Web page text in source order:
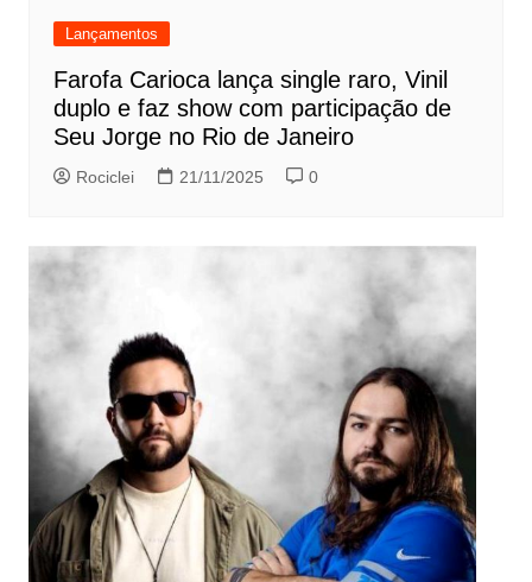
Lançamentos
Farofa Carioca lança single raro, Vinil
duplo e faz show com participação de
Seu Jorge no Rio de Janeiro
Rociclei 21/11/2025 0